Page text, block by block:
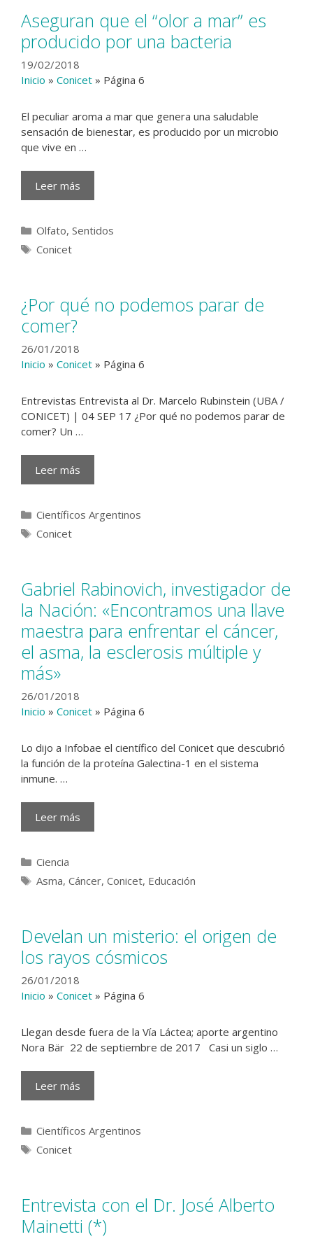
Aseguran que el “olor a mar” es
producido por una bacteria
19/02/2018
Inicio » Conicet » Página 6
El peculiar aroma a mar que genera una saludable
sensación de bienestar, es producido por un microbio
que vive en …
Leer más
Categorías
Olfato, Sentidos
Etiquetas
Conicet
¿Por qué no podemos parar de
comer?
26/01/2018
Inicio » Conicet » Página 6
Entrevistas Entrevista al Dr. Marcelo Rubinstein (UBA /
CONICET) | 04 SEP 17 ¿Por qué no podemos parar de
comer? Un …
Leer más
Categorías
Científicos Argentinos
Etiquetas
Conicet
Gabriel Rabinovich, investigador de
la Nación: «Encontramos una llave
maestra para enfrentar el cáncer,
el asma, la esclerosis múltiple y
más»
26/01/2018
Inicio » Conicet » Página 6
Lo dijo a Infobae el científico del Conicet que descubrió
la función de la proteína Galectina-1 en el sistema
inmune. …
Leer más
Categorías
Ciencia
Etiquetas
Asma, Cáncer, Conicet, Educación
Develan un misterio: el origen de
los rayos cósmicos
26/01/2018
Inicio » Conicet » Página 6
Llegan desde fuera de la Vía Láctea; aporte argentino
Nora Bär 22 de septiembre de 2017 Casi un siglo …
Leer más
Categorías
Científicos Argentinos
Etiquetas
Conicet
Entrevista con el Dr. José Alberto
Mainetti (*)